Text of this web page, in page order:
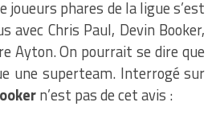
joueurs phares de la ligue s’est
avec Chris Paul, Devin Booker,
Ayton. On pourrait se dire que
une superteam. Interrogé sur
n’est pas de cet avis :